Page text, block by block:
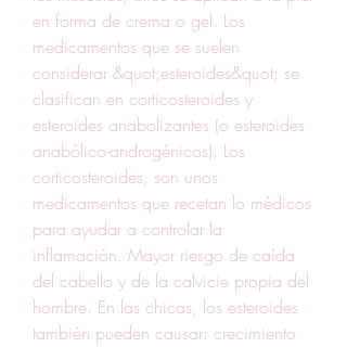
en forma de crema o gel. Los
medicamentos que se suelen
considerar &quot;esteroides&quot; se
clasifican en corticosteroides y
esteroides anabolizantes (o esteroides
anabólico-androgénicos). Los
corticosteroides, son unos
medicamentos que recetan lo médicos
para ayudar a controlar la
inflamación. Mayor riesgo de caída
del cabello y de la calvicie propia del
hombre. En las chicas, los esteroides
también pueden causar: crecimiento